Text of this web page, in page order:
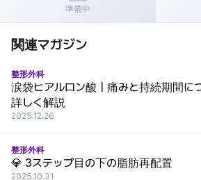
ハンギル眼科、オンライン相談
準備中
関連マガジン
整形外科
涙袋ヒアルロン酸｜痛みと持続期間に
詳しく解説
2025.12.26
整形外科
💎 3ステップ目の下の脂肪再配置
2025.10.31